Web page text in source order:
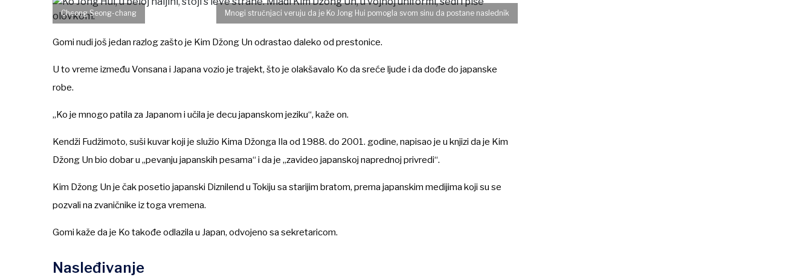
Cheong Seong-chang Mnogi stručnjaci veruju da je Ko Jong Hui pomogla svom sinu da postane naslednik
Gomi nudi još jedan razlog zašto je Kim Džong Un odrastao daleko od prestonice.
U to vreme između Vonsana i Japana vozio je trajekt, što je olakšavalo Ko da sreće ljude i da dođe do japanske
robe.
„Ko je mnogo patila za Japanom i učila je decu japanskom jeziku“, kaže on.
Kendži Fudžimoto, suši kuvar koji je služio Kima Džonga Ila od 1988. do 2001. godine, napisao je u knjizi da je Kim
Džong Un bio dobar u „pevanju japanskih pesama“ i da je „zavideo japanskoj naprednoj privredi“.
Kim Džong Un je čak posetio japanski Diznilend u Tokiju sa starijim bratom, prema japanskim medijima koji su se
pozvali na zvaničnike iz toga vremena.
Gomi kaže da je Ko takođe odlazila u Japan, odvojeno sa sekretaricom.
Nasleđivanje